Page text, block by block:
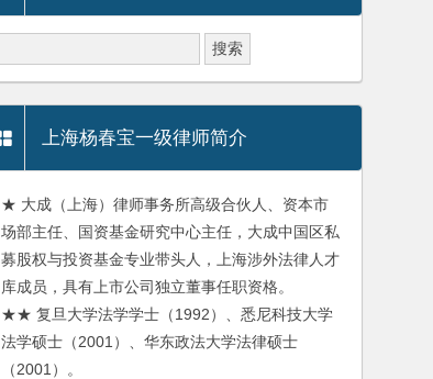
上海杨春宝一级律师简介
★ 大成（上海）律师事务所高级合伙人、资本市
场部主任、国资基金研究中心主任，大成中国区私
募股权与投资基金专业带头人，上海涉外法律人才
库成员，具有上市公司独立董事任职资格。
★★ 复旦大学法学学士（1992）、悉尼科技大学
法学硕士（2001）、华东政法大学法律硕士
（2001）。